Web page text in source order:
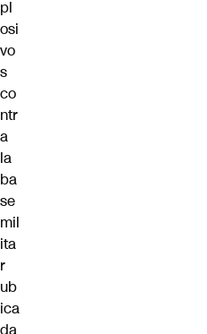
pl
osi
vo
s
co
ntr
a
la
ba
se
mil
ita
r
ub
ica
da